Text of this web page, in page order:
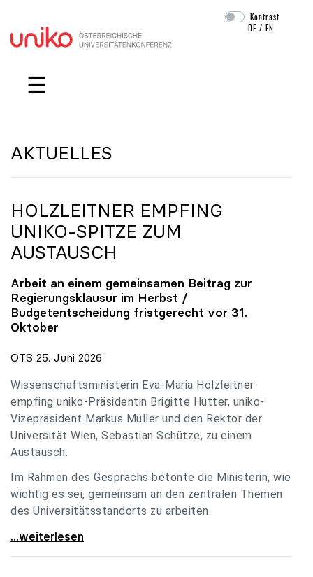
Navigation überspringen
Kontrast
DE /EN
☰
AKTUELLES
HOLZLEITNER EMPFING
UNIKO-SPITZE ZUM
AUSTAUSCH
Arbeit an einem gemeinsamen Beitrag zur
Regierungsklausur im Herbst /
Budgetentscheidung fristgerecht vor 31.
Oktober
OTS 25. Juni 2026
Wissenschaftsministerin Eva-Maria Holzleitner
empfing uniko-Präsidentin Brigitte Hütter, uniko-
Vizepräsident Markus Müller und den Rektor der
Universität Wien, Sebastian Schütze, zu einem
Austausch.
Im Rahmen des Gesprächs betonte die Ministerin, wie
wichtig es sei, gemeinsam an den zentralen Themen
des Universitätsstandorts zu arbeiten.
Holzleitner empfing uniko-Spitze zum Austausch
...weiterlesen